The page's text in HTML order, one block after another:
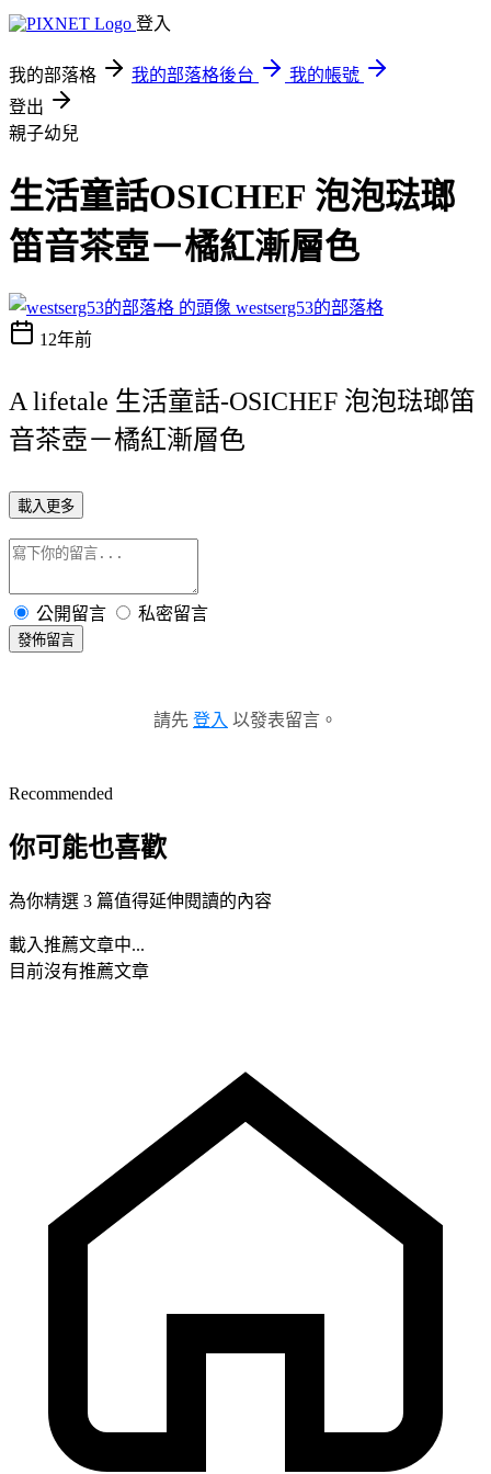
登入
我的部落格 我的部落格後台
我的帳號
登出
親子幼兒
生活童話OSICHEF 泡泡琺瑯
笛音茶壺－橘紅漸層色
westserg53的部落格
12年前
A lifetale 生活童話-OSICHEF 泡泡琺瑯笛
音茶壺－橘紅漸層色
載入更多
公開留言 私密留言
發佈留言
請先 登入 以發表留言。
Recommended
你可能也喜歡
為你精選 3 篇值得延伸閱讀的內容
載入推薦文章中...
目前沒有推薦文章